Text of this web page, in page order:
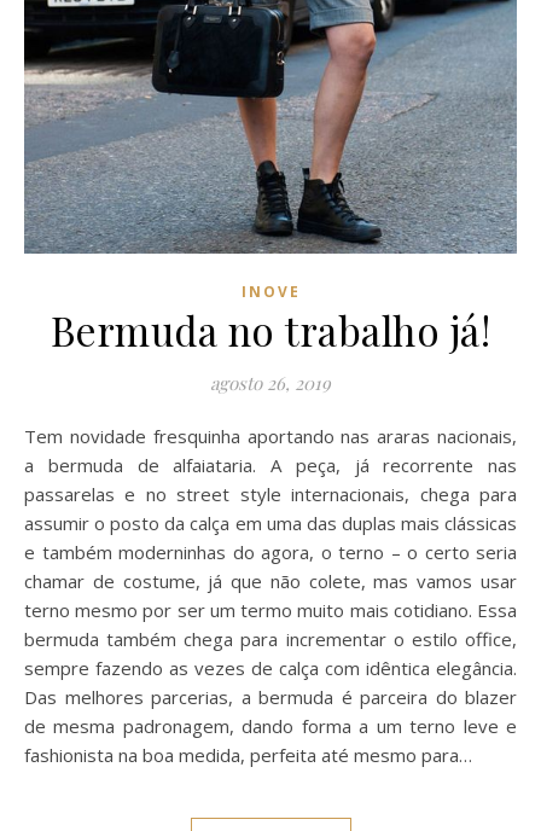
INOVE
Bermuda no trabalho já!
agosto 26, 2019
Tem novidade fresquinha aportando nas araras nacionais,
a bermuda de alfaiataria. A peça, já recorrente nas
passarelas e no street style internacionais, chega para
assumir o posto da calça em uma das duplas mais clássicas
e também moderninhas do agora, o terno – o certo seria
chamar de costume, já que não colete, mas vamos usar
terno mesmo por ser um termo muito mais cotidiano. Essa
bermuda também chega para incrementar o estilo office,
sempre fazendo as vezes de calça com idêntica elegância.
Das melhores parcerias, a bermuda é parceira do blazer
de mesma padronagem, dando forma a um terno leve e
fashionista na boa medida, perfeita até mesmo para…